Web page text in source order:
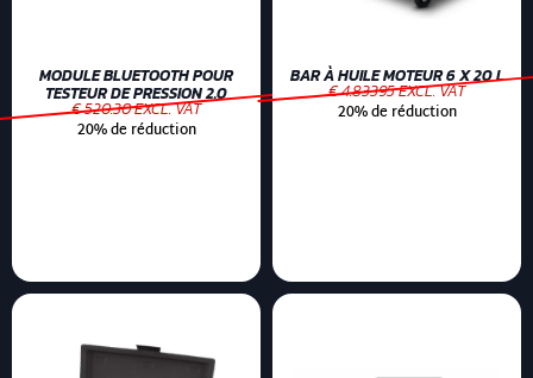
MODULE BLUETOOTH POUR
TESTEUR DE PRESSION 2.0
€ 520.30 EXCL. VAT
20% de réduction
BAR À HUILE MOTEUR 6 X 20 L
€ 4.83395 EXCL. VAT
20% de réduction